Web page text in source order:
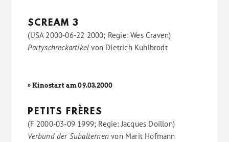
SCREAM 3
(USA 2000-06-22 2000; Regie: Wes Craven)
Partyschreckartikel von Dietrich Kuhlbrodt
» Kinostart am 09.03.2000
PETITS FRÈRES
(F 2000-03-09 1999; Regie: Jacques Doillon)
Verbund der Subalternen von Marit Hofmann